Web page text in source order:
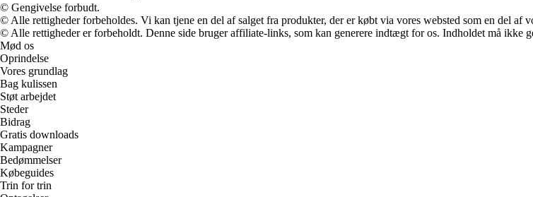
© Gengivelse forbudt.
© Alle rettigheder forbeholdes. Vi kan tjene en del af salget fra produkter, der er købt via vores websted som en del af
© Alle rettigheder er forbeholdt. Denne side bruger affiliate-links, som kan generere indtægt for os. Indholdet må ikke
Mød os
Oprindelse
Vores grundlag
Bag kulissen
Støt arbejdet
Steder
Bidrag
Gratis downloads
Kampagner
Bedømmelser
Købeguides
Trin for trin